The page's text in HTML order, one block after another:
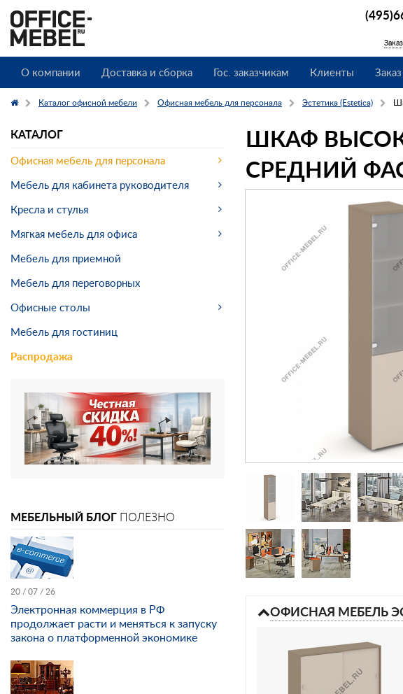
О компании Доставка и сборка Гос. заказчикам Клиенты
Каталог офисной мебели Офисная мебель для персонала Эстетика (Estetica)
ШКАФ
СРЕДНИЙ
ОФИСНАЯ МЕБЕЛЬ
КАТАЛОГ
Офисная мебель для персонала
Мебель для кабинета руководителя
Кресла и стулья
Мягкая мебель для офиса
Мебель для приемной
Мебель для переговорных
Офисные столы
Мебель для гостиниц
Распродажа
МЕБЕЛЬНЫЙ БЛОГ ПОЛЕЗНО
20 / 07 / 26
Электронная коммерция в РФ
продолжает расти и меняться к запуску
закона о платформенной экономике